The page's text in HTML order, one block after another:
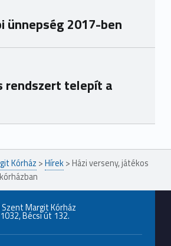
ünnepség 2017-ben
rendszert telepít a
Kórház >Hírek> Házi verseny, játékos
Margit Kórház
Bécsi út 132.